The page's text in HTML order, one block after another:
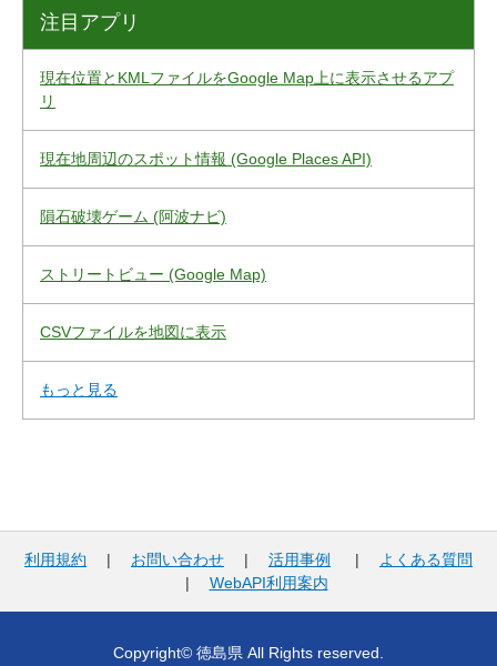
注目アプリ
現在位置とKMLファイルをGoogle Map上に表示させるアプ
リ
現在地周辺のスポット情報 (Google Places API)
隕石破壊ゲーム (阿波ナビ)
ストリートビュー (Google Map)
CSVファイルを地図に表示
もっと見る
利用規約 | お問い合わせ | 活用事例 |
よくある質問
| WebAPI利用案内
Copyright© 徳島県 All Rights reserved.